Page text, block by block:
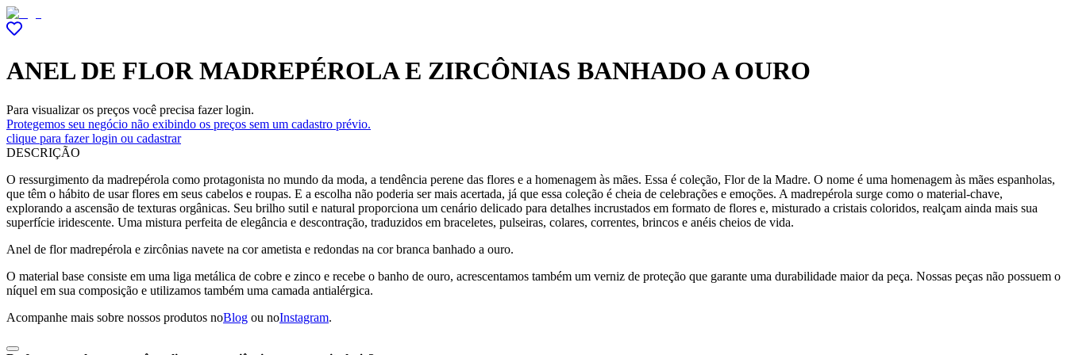
ANEL DE FLOR MADREPÉROLA E ZIRCÔNIAS BANHADO A OURO
Para visualizar os preços você precisa fazer login.
Protegemos seu negócio não exibindo os preços sem um cadastro prévio.
clique para fazer login ou cadastrar
DESCRIÇÃO
O ressurgimento da madrepérola como protagonista no mundo da moda, a tendência perene das flores e a homenagem às mães. Essa é coleção, Flor de la Madre. O nome é uma homenagem às mães espanholas,
que têm o hábito de usar flores em seus cabelos e roupas. E a escolha não poderia ser mais acertada, já que essa coleção é cheia de celebrações e emoções. A madrepérola surge como o material-chave,
explorando a ascensão de texturas orgânicas. Seu brilho sutil e natural proporciona um cenário delicado para detalhes incrustados em formato de flores e, misturado a cristais coloridos, realçam ainda mais sua
superfície iridescente. Uma mistura perfeita de elegância e descontração, traduzidos em braceletes, pulseiras, colares, correntes, brincos e anéis cheios de vida.
Anel de flor madrepérola e zircônias navete na cor ametista e redondas na cor branca banhado a ouro.
O material base consiste em uma liga metálica de cobre e zinco e recebe o banho de ouro, acrescentamos também um verniz de proteção que garante uma durabilidade maior da peça. Nossas peças não possuem o
níquel em sua composição e utilizamos também uma camada antialérgica.
Acompanhe mais sobre nossos produtos noBlog ou noInstagram.